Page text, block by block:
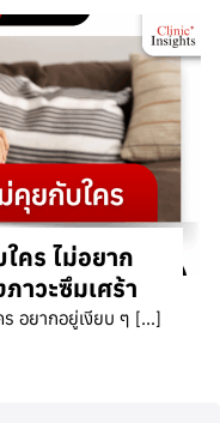
คร ไม่อยาก
วะซึมเศร้า
บางครั้งเราอาจมีวันที่ไม่อยากพูดกับใคร อยากอยู่เงียบ ๆ […]